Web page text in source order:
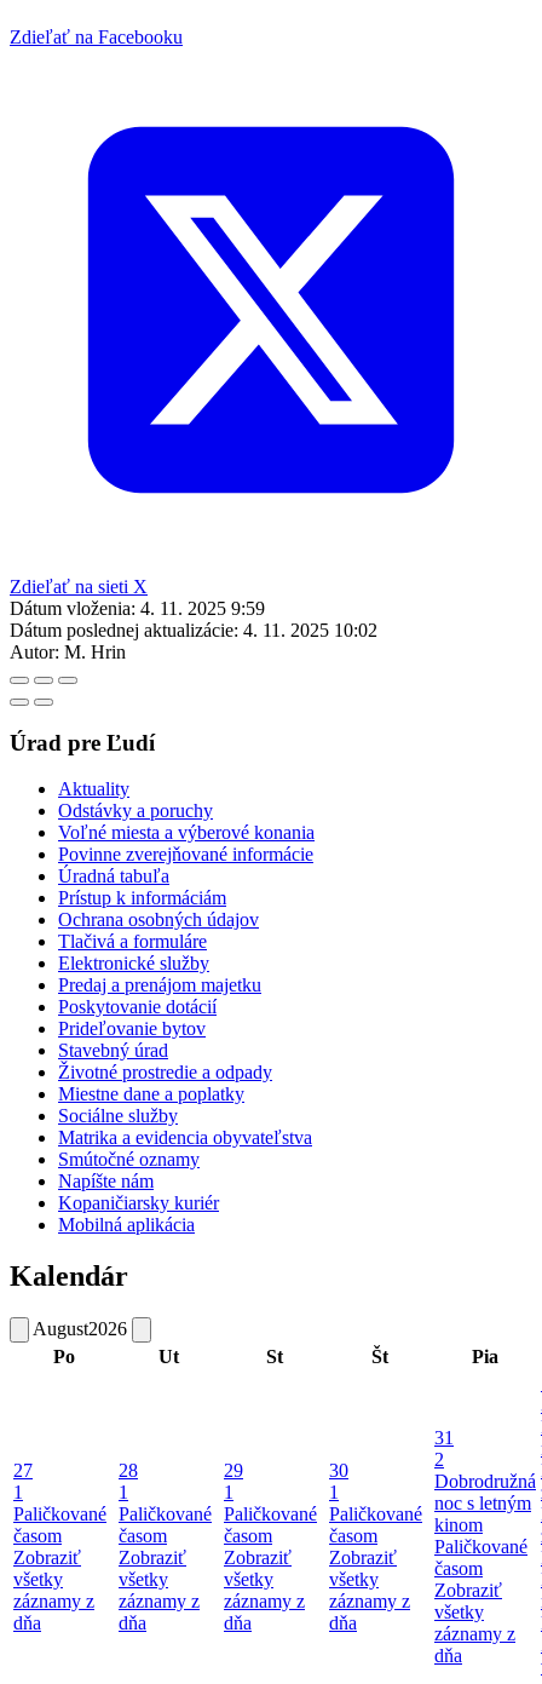
Zdieľať na Facebooku
Zdieľať na sieti X
Dátum vloženia: 4. 11. 2025 9:59
Dátum poslednej aktualizácie: 4. 11. 2025 10:02
Autor: M. Hrin
Úrad pre Ľudí
Aktuality
Odstávky a poruchy
Voľné miesta a výberové konania
Povinne zverejňované informácie
Úradná tabuľa
Prístup k informáciám
Ochrana osobných údajov
Tlačivá a formuláre
Elektronické služby
Predaj a prenájom majetku
Poskytovanie dotácií
Prideľovanie bytov
Stavebný úrad
Životné prostredie a odpady
Miestne dane a poplatky
Sociálne služby
Matrika a evidencia obyvateľstva
Smútočné oznamy
Napíšte nám
Kopaničiarsky kuriér
Mobilná aplikácia
Kalendár
August2026
Po
Ut St Št Pia
27
1
Paličkované
časom
Zobraziť
všetky
záznamy z
dňa
28
1
Paličkované
časom
Zobraziť
všetky
záznamy z
dňa
29
1
Paličkované
časom
Zobraziť
všetky
záznamy z
dňa
30
1
Paličkované
časom
Zobraziť
všetky
záznamy z
dňa
31
2
Dobrodružná
noc s letným
kinom
Paličkované
časom
Zobraziť
všetky
záznamy z
dňa